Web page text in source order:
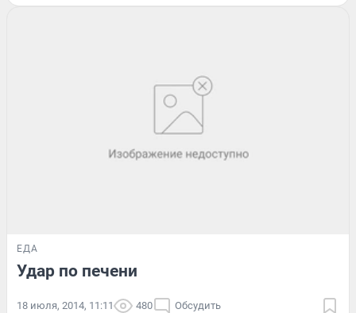
ЕДА
Удар по печени
18 июля, 2014, 11:11 480 Обсудить